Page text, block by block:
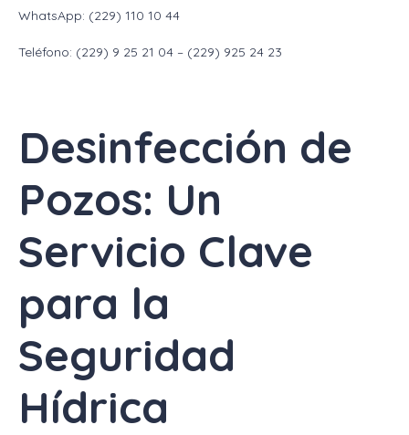
WhatsApp: (229) 110 10 44
Teléfono: (229) 9 25 21 04 – (229) 925 24 23
Desinfección de
Pozos: Un
Servicio Clave
para la
Seguridad
Hídrica